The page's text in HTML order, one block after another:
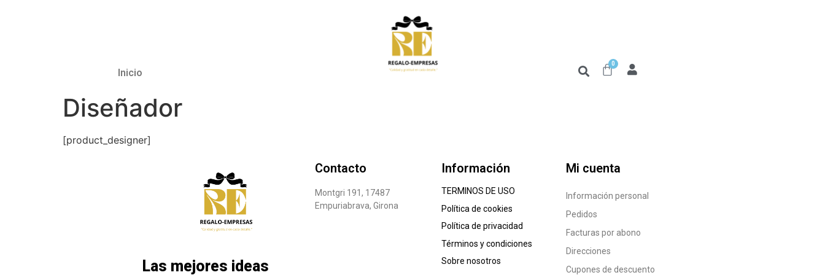
Inicio
0
Diseñador
[product_designer]
Las mejores ideas
Contacto
Montgri 191, 17487
Empuriabrava, Girona
Información
TERMINOS DE USO
Política de cookies
Política de privacidad
Términos y condiciones
Sobre nosotros
Mi cuenta
Información personal
Pedidos
Facturas por abono
Direcciones
Cupones de descuento